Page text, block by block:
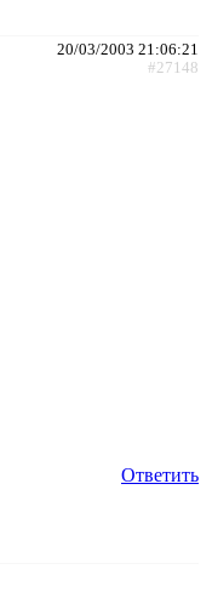
20/03/2003 21:06:21
#27148
Ответить